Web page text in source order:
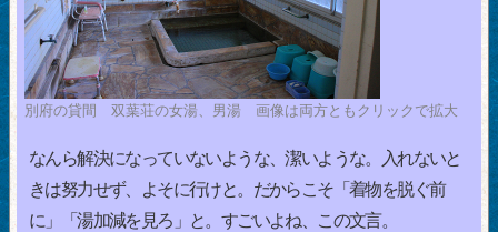
別府の貸間 双葉荘の女湯、男湯 画像は両方ともクリックで拡大
なんら解決になっていないような、潔いような。入れないと
きは努力せず、よそに行けと。だからこそ「着物を脱ぐ前
に」「湯加減を見ろ」と。すごいよね、この文言。